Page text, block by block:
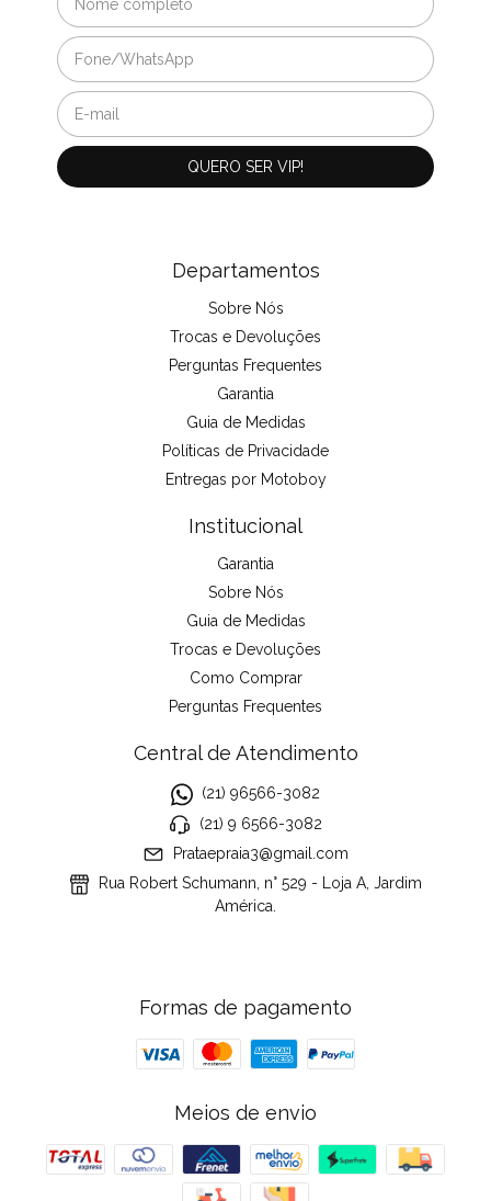
Departamentos
Sobre Nós
Trocas e Devoluções
Perguntas Frequentes
Garantia
Guia de Medidas
Políticas de Privacidade
Entregas por Motoboy
Institucional
Garantia
Sobre Nós
Guia de Medidas
Trocas e Devoluções
Como Comprar
Perguntas Frequentes
Central de Atendimento
(21) 96566-3082
(21) 9 6566-3082
Prataepraia3@gmail.com
Rua Robert Schumann, n° 529 - Loja A, Jardim
América.
Formas de pagamento
Meios de envio